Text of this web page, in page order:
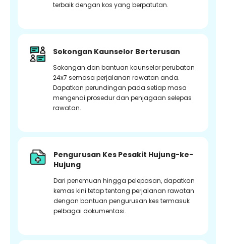
terbaik dengan kos yang berpatutan.
Sokongan Kaunselor Berterusan
Sokongan dan bantuan kaunselor perubatan
24x7 semasa perjalanan rawatan anda.
Dapatkan perundingan pada setiap masa
mengenai prosedur dan penjagaan selepas
rawatan.
Pengurusan Kes Pesakit Hujung-ke-
Hujung
Dari penemuan hingga pelepasan, dapatkan
kemas kini tetap tentang perjalanan rawatan
dengan bantuan pengurusan kes termasuk
pelbagai dokumentasi.